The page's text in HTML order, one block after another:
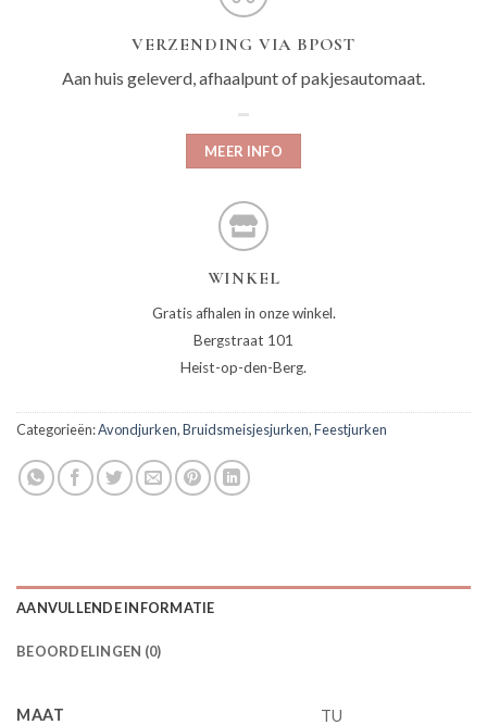
VERZENDING VIA BPOST
Aan huis geleverd, afhaalpunt of pakjesautomaat.
MEER INFO
WINKEL
Gratis afhalen in onze winkel.
Bergstraat 101
Heist-op-den-Berg.
Categorieën:Avondjurken,Bruidsmeisjesjurken,Feestjurken
AANVULLENDE INFORMATIE
BEOORDELINGEN (0)
MAAT TU